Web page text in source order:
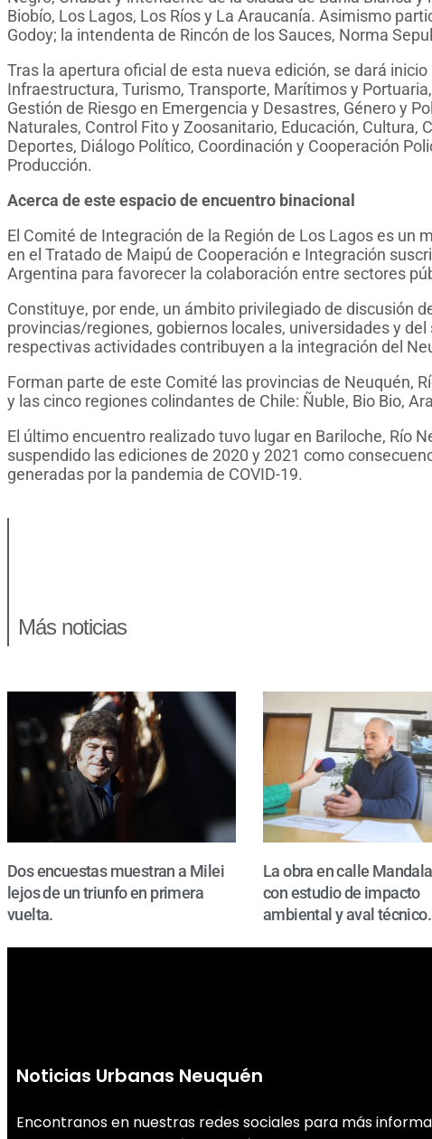
Biobío, Los Lagos, Los Ríos y La Araucanía. Asimismo
Godoy; la intendenta de Rincón de los Sauces, Norma
Tras la apertura oficial de esta nueva edición, se dará
Infraestructura, Turismo, Transporte, Marítimos y
Gestión de Riesgo en Emergencia y Desastres, Género y
Naturales, Control Fito y Zoosanitario, Educación, Cultura,
Deportes, Diálogo Político, Coordinación y Cooperación
Producción.
Acerca de este espacio de encuentro binacional
El Comité de Integración de la Región de Los Lagos es
en el Tratado de Maipú de Cooperación e Integración
Argentina para favorecer la colaboración entre sectores
Constituye, por ende, un ámbito privilegiado de discusión
provincias/regiones, gobiernos locales, universidades y
respectivas actividades contribuyen a la integración del
Forman parte de este Comité las provincias de Neuquén,
y las cinco regiones colindantes de Chile: Ñuble, Bio Bio,
El último encuentro realizado tuvo lugar en Bariloche, Río
suspendido las ediciones de 2020 y 2021 como
generadas por la pandemia de COVID-19.
Más noticias
Dos encuestas muestran a Milei
lejos de un triunfo en primera
vuelta.
La obra en calle
con estudio de impacto
ambiental y aval técnico.
Noticias Urbanas Neuquén
Encontranos en nuestras redes sociales para más